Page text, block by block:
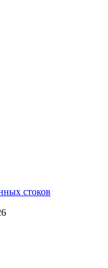
стоков